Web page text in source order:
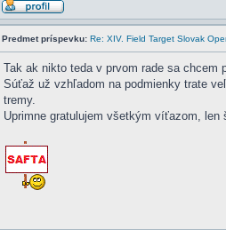
Predmet príspevku: Re: XIV. Field Target Slovak
Tak ak nikto teda v prvom rade sa
Súťaž už vzhľadom na podmienky trate
tremy.
Uprimne gratulujem všetkým víťazom,